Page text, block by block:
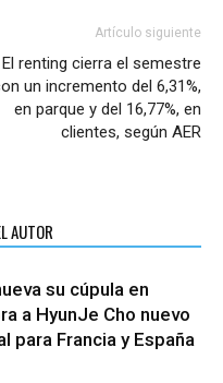
Artículo siguiente
El renting cierra el semestre
un incremento del 6,31%,
en parque y del 16,77%, en
clientes, según AER
AUTOR
su cúpula en
a HyunJe Cho nuevo
para Francia y España